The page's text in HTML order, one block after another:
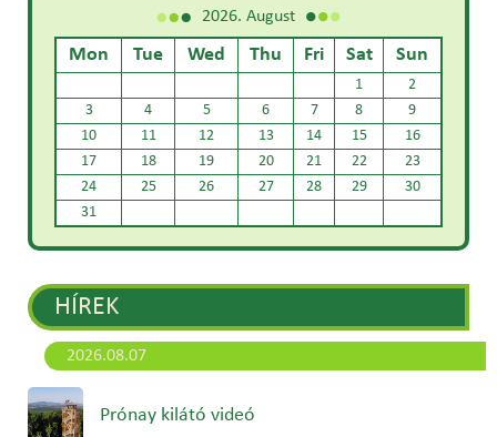
2026. August
Mon Tue Wed Thu Fri Sat Sun
1
2
3
4 5 6 7 8
9
10
11 12 13 14 15
16
17
18 19 20 21 22
23
24
25 26 27 28 29
30
31
HÍREK
2026.08.07
Prónay kilátó videó